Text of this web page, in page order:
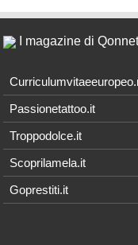
I magazine di
Passionetattoo.it
Troppodolce.it
Scoprilamela.it
Goprestiti.it